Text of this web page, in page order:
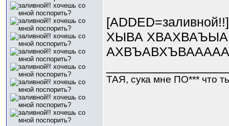
ХЫВА
ТАЯ, сука мне ПО*** что